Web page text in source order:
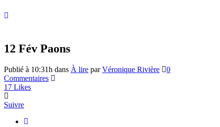
12 Fév Paons
Publié à 10:31h dans À lire parVéronique Rivière
0
Commentaires
17 Likes
Suivre